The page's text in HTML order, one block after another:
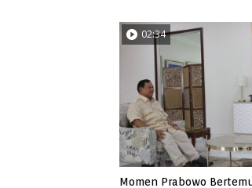
02:34
Momen Prabowo